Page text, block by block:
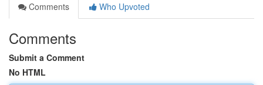
Comments
Who Upvoted
Comments
Submit a Comment
No HTML